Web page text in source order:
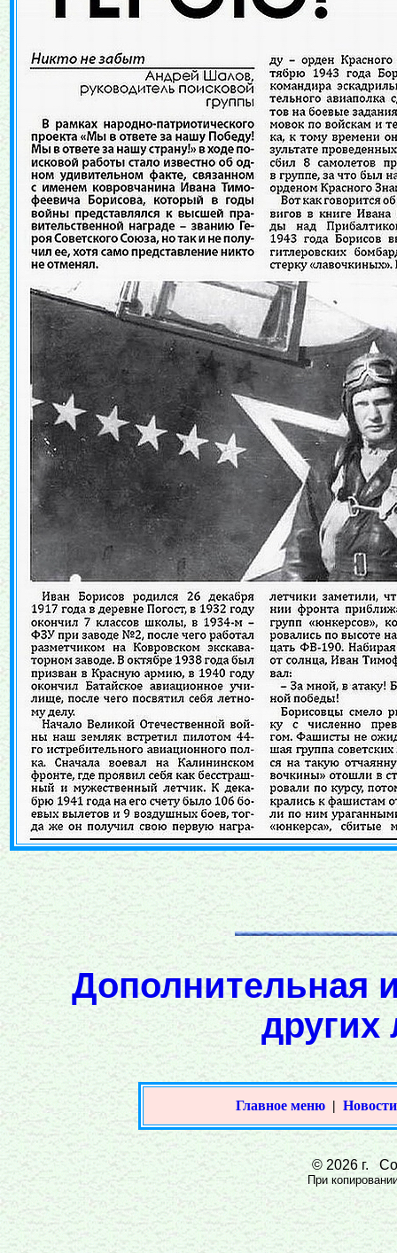
Дополнительная
других
Главное меню |
© 2026 г.
При